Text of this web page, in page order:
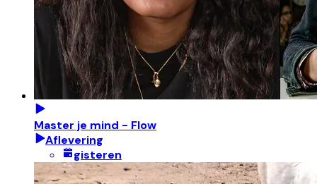
Master je mind - Flow
Aflevering
gisteren